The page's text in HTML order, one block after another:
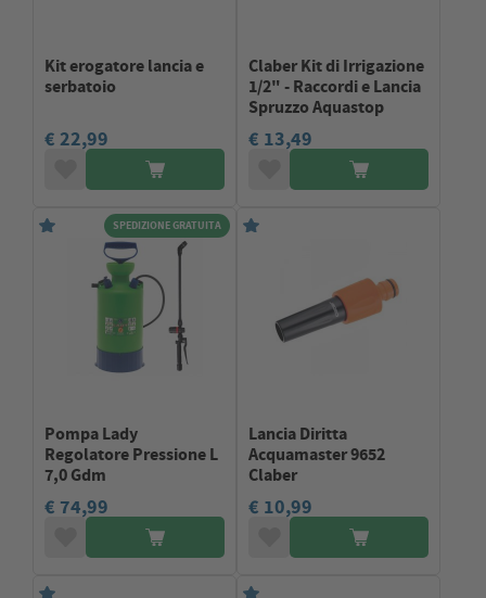
Kit erogatore lancia e
serbatoio
€ 22,99
Claber Kit di Irrigazione
1/2" - Raccordi e Lancia
Spruzzo Aquastop
€ 13,49
SPEDIZIONE GRATUITA
Pompa Lady
Regolatore Pressione L
7,0 Gdm
€ 74,99
Lancia Diritta
Acquamaster 9652
Claber
€ 10,99